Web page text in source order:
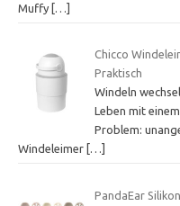
Muffy […]
Chicco
Praktisch
Windeln
Leben mit
Problem:
Windeleimer […]
PandaEar